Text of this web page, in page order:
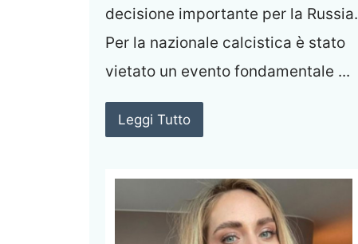
decisione importante per la Russia.
Per la nazionale calcistica è stato
vietato un evento fondamentale ...
Leggi Tutto